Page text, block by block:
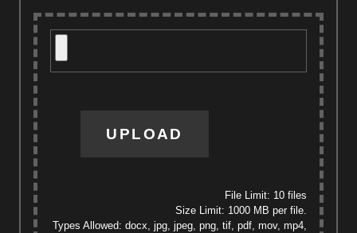
UPLOAD
File Limit: 10 files
Size Limit: 1000 MB per file.
Types Allowed: docx, jpg, jpeg, png, tif, pdf, mov, mp4,